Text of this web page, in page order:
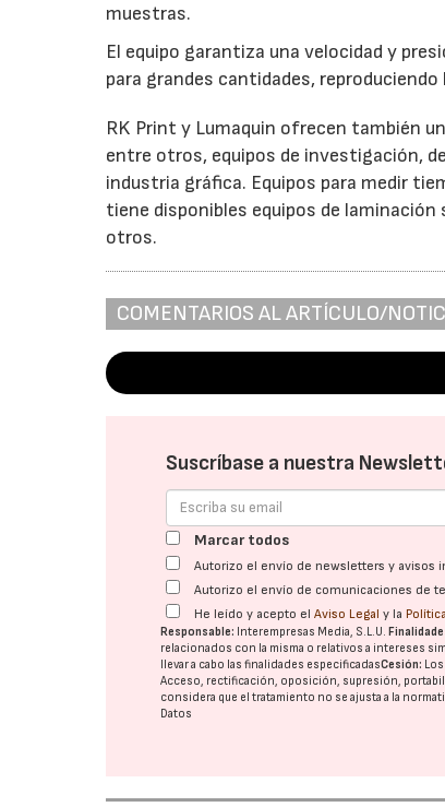
muestras.
El equipo garantiza una velocidad y
para grandes cantidades,
RK Print y Lumaquin ofrecen también
entre otros, equipos de investigación,
industria gráfica. Equipos para medir
tiene disponibles equipos de
otros.
COMENTARIOS AL ARTÍCULO/
Suscríbase a nuestra
Marcar todos
Autorizo el envío de newsletters y avisos
Autorizo el envío de comunicaciones de
He leído y acepto elAviso Legal y la
Responsable: Interempresas Media, S.L.U.
relacionados con la misma o relativos a intereses
llevar a cabo las finalidades especificadasCesión:
Acceso, rectificación, oposición, supresión,
considera que el tratamiento no se ajusta a la
Datos